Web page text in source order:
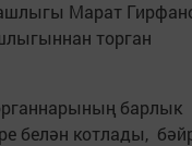
Марат
торган
барлык
белән котлады,